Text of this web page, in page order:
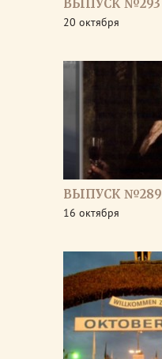
ВЫПУСК №293
20 октября
ВЫПУСК №289
16 октября